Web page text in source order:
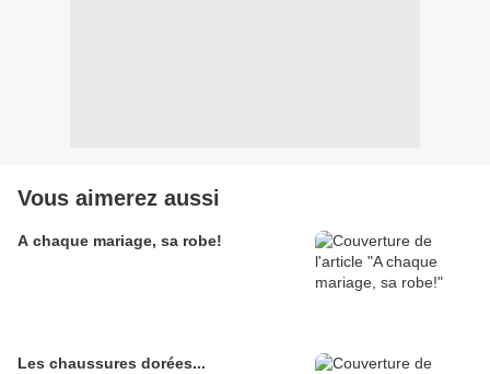
Vous aimerez aussi
A chaque mariage, sa robe!
Les chaussures dorées...